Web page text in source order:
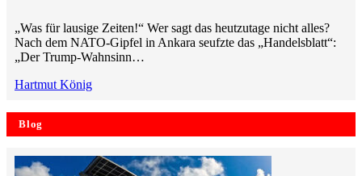
„Was für lausige Zeiten!“ Wer sagt das heutzutage nicht alles?
Nach dem NATO-Gipfel in Ankara seufzte das „Handelsblatt“:
„Der Trump-Wahnsinn…
Hartmut König
Blog